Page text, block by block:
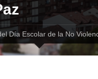
Día Escolar de la No